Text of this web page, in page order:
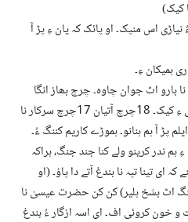
کیک)
اس منپک۔ او پائک کہ یان ءِ پڑ آ
ہمیکان ءِ۔
بارو اٹ جوان چاوہ۔ چرچ بھاز انگا
کانود نا ہیت آتیٹی حکومت نا مخ تفی ءِ کیک۔ 18چرچ آتیان 17چرچ سرکار نا
پڑ آ ہم ہنانو۔ ہموڑے کاریم کننگ ءُ۔
ندر کرینو ولے کنا جند جنگ، ہراکہ
ای تینا تپہ نا بندغ آتے دا پاؤ۔ (او
اٹ بشخ ہلیر) کن کن حضرت عیسیٰ نا
و خون کروئی اف۔ ای اسہ ازگار ءُ بندغ